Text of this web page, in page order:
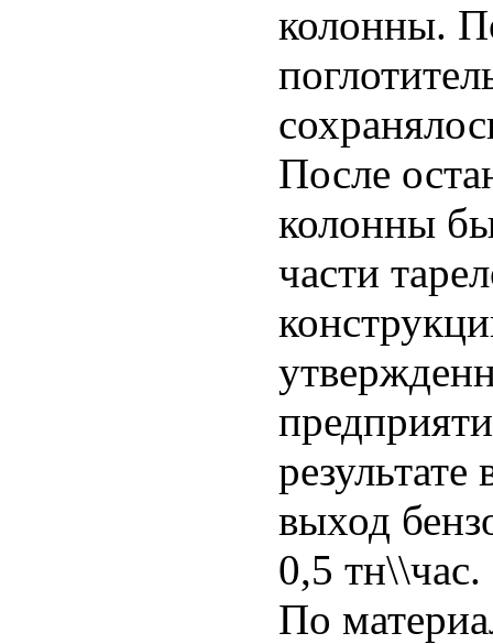
колонны.
После
колонны
части
выход
0,5 тн\\час.
По